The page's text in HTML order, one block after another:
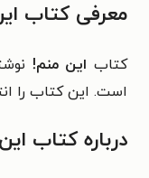
معرفی کتاب
کتاب این منم!
است. این کتاب را
درباره کتاب